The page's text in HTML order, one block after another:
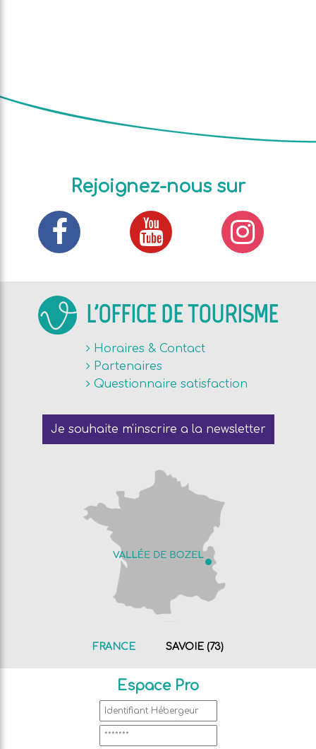
Rejoignez-nous sur
L'OFFICE DE TOURISME
Horaires & Contact
Partenaires
Questionnaire satisfaction
Je souhaite m'inscrire a la newsletter
FRANCE SAVOIE (73)
Espace Pro